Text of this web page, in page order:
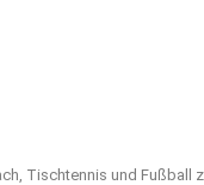
Tischtennis und Fußball